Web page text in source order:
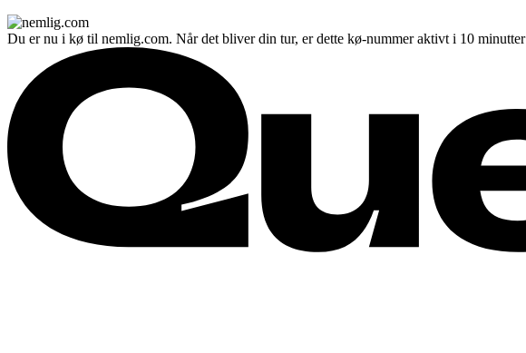
Du er nu i kø til nemlig.com. Når det bliver din tur, er dette kø-nummer aktivt i 10 minutter